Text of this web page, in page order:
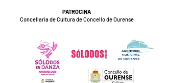
PATROCINA
Concellaría de Cultura de Concello de Ourense